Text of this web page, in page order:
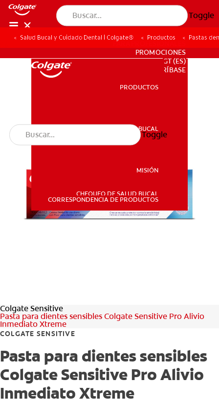
Toggle
SALUD BUCAL
SUSCRÍBASE
PARA PROFESIONALES
PROMOCIONES
GT (ES)
SUSCRÍBASE
PRODUCTOS
SALUD BUCAL
MISIÓN
CHEQUEO DE SALUD BUCAL
CORRESPONDENCIA DE PRODUCTOS
Toggle
Salud Bucal y Cuidado Dental | Colgate® Productos Pastas
Colgate Sensitive
Pasta para dientes sensibles Colgate Sensitive Pro Alivio
Inmediato Xtreme
COLGATE SENSITIVE
Pasta para dientes sensibles
Colgate Sensitive Pro Alivio
Inmediato Xtreme